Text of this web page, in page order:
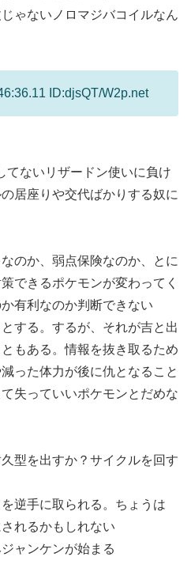
ゃないノロマジバコイルなん
ID:djsQT/W2p.net
てないリザードン使いに負け
居座りや交代ばかりする奴に
のか、弱点保険なのか、とに
できるポケモンが変わってく
有利なのか判断できない
する。するが、それが吉と出
もある。情報を抜き取るため
った体力が後に仇となること
失っていいポケモンとだめな
型を出すか？サイクルを回す
逆手に取られる。ちょうは
れるかもしれない
ャンケンが始まる